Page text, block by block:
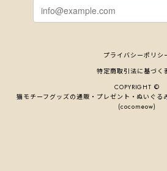
プライバシーポリシ
特定商取引法に基づく
COPYRIGHT ©
猫モチーフグッズの通販・プレゼント・ぬいぐる
(cocomeow)